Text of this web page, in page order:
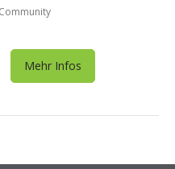
Mehr Infos